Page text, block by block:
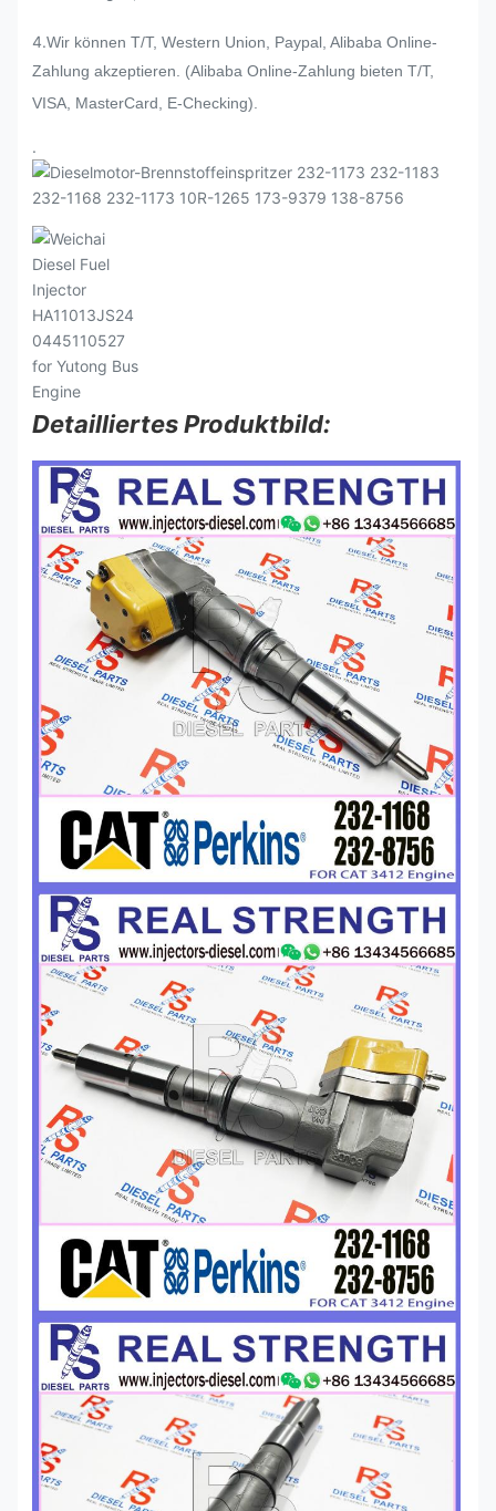
4.Wir können T/T, Western Union, Paypal, Alibaba Online-
Zahlung akzeptieren. (Alibaba Online-Zahlung bieten T/T,
VISA, MasterCard, E-Checking).
.
Detailliertes Produktbild: